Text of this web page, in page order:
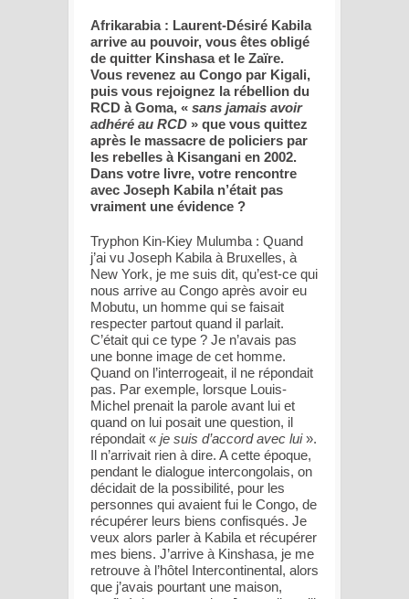
Afrikarabia : Laurent-Désiré Kabila
arrive au pouvoir, vous êtes obligé
de quitter Kinshasa et le Zaïre.
Vous revenez au Congo par Kigali,
puis vous rejoignez la rébellion du
RCD à Goma, « sans jamais avoir
adhéré au RCD » que vous quittez
après le massacre de policiers par
les rebelles à Kisangani en 2002.
Dans votre livre, votre rencontre
avec Joseph Kabila n’était pas
vraiment une évidence ?
Tryphon Kin-Kiey Mulumba : Quand
j’ai vu Joseph Kabila à Bruxelles, à
New York, je me suis dit, qu’est-ce qui
nous arrive au Congo après avoir eu
Mobutu, un homme qui se faisait
respecter partout quand il parlait.
C’était qui ce type ? Je n’avais pas
une bonne image de cet homme.
Quand on l’interrogeait, il ne répondait
pas. Par exemple, lorsque Louis-
Michel prenait la parole avant lui et
quand on lui posait une question, il
répondait « je suis d’accord avec lui».
Il n’arrivait rien à dire. A cette époque,
pendant le dialogue intercongolais, on
décidait de la possibilité, pour les
personnes qui avaient fui le Congo, de
récupérer leurs biens confisqués. Je
veux alors parler à Kabila et récupérer
mes biens. J’arrive à Kinshasa, je me
retrouve à l’hôtel Intercontinental, alors
que j’avais pourtant une maison,